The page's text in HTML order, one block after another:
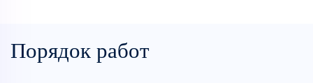
Порядок работ